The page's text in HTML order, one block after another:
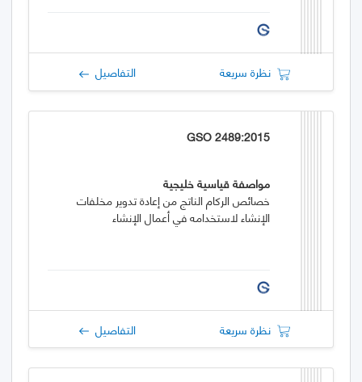
نظرة سريعة التفاصيل
GSO 2489:2015
مواصفة قياسية خليجية
خصائص الركام الناتج من إعادة تدوير مخلفات
الإنشاء لاستخدامه في أعمال الإنشاء
نظرة سريعة التفاصيل